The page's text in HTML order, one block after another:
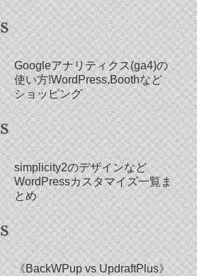
Googleアナリティクス(ga4)の
使い方!WordPress,Boothなど
ショッピング
simplicity2のデザインなど
WordPressカスタマイズ一覧ま
とめ
《BackWPup vs UpdraftPlus》